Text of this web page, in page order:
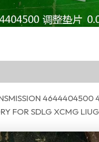
FOR SDLG XCMG